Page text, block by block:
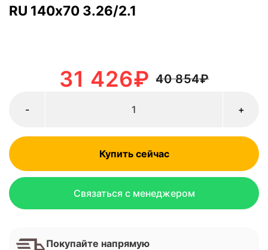
RU 140х70 3.26/2.1
40 854₽
31 426₽
+
-
Купить сейчас
Связаться с менеджером
Покупайте напрямую